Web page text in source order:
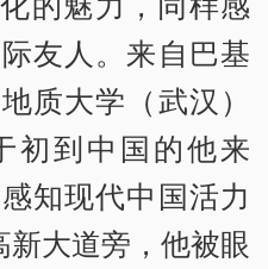
友人。来自巴基
质大学（武汉）
初到中国的他来
知现代中国活力
新大道旁，他被眼